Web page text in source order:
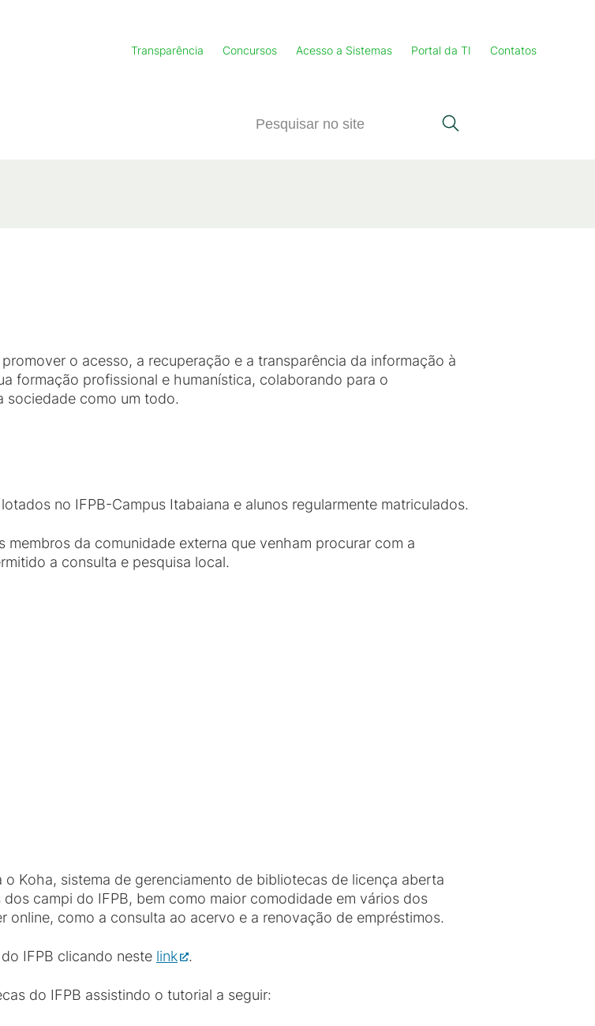
Transparência Concursos Acesso a Sistemas Portal da TI Contatos
o acesso, a recuperação e a transparência da informação à
formação profissional e humanística, colaborando para o
sociedade como um todo.
no IFPB-Campus Itabaiana e alunos regularmente matriculados.
da comunidade externa que venham procurar com a
a consulta e pesquisa local.
Koha, sistema de gerenciamento de bibliotecas de licença aberta
campi do IFPB, bem como maior comodidade em vários dos
online, como a consulta ao acervo e a renovação de empréstimos.
IFPB clicando neste link .
do IFPB assistindo o tutorial a seguir: